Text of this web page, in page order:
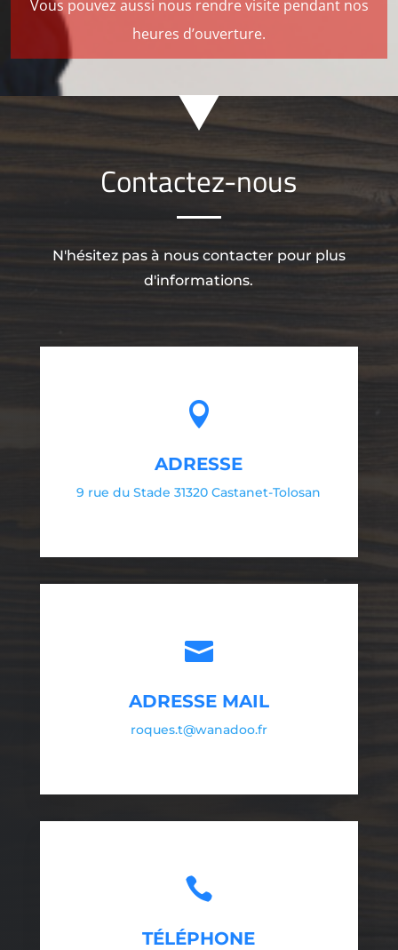
Vous pouvez aussi nous rendre visite pendant nos
heures d’ouverture.
Contactez-nous
N'hésitez pas à nous contacter pour plus
d'informations.

ADRESSE
9 rue du Stade 31320 Castanet-Tolosan

ADRESSE MAIL
roques.t@wanadoo.fr

TÉLÉPHONE